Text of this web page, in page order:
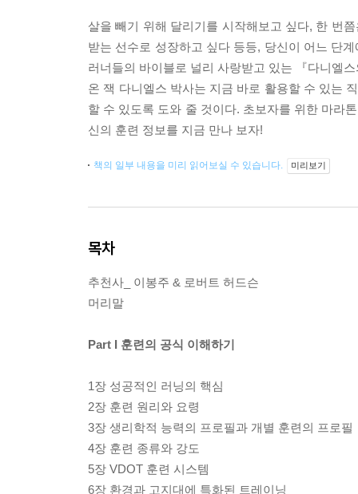
살을 빼기 위해 달리기를 시작해보고 싶다, 한 번
받는 선수로 성장하고 싶다 등등, 당신이 어느 단
러너들의 바이블로 널리 사랑받고 있는 『다니엘
온 잭 다니엘스 박사는 지금 바로 활용할 수 있는
할 수 있도록 도와 줄 것이다. 초보자를 위한 마라
신의 훈련 정보를 지금 만나 보자!
책의 일부 내용을 미리 읽어보실 수 있습니다. 미리보기
목차
추천사_ 이봉주 & 로버트 허드슨
머리말
Part I 훈련의 공식 이해하기
1장 성공적인 러닝의 핵심
2장 훈련 원리와 요령
3장 생리학적 능력의 프로필과 개별 훈련의 프로필
4장 훈련 종류와 강도
5장 VDOT 훈련 시스템
6장 환경과 고지대에 특화된 트레이닝